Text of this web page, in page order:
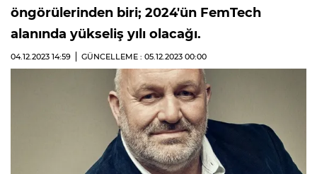
öngörülerinden biri; 2024'ün FemTech
alanında yükseliş yılı olacağı.
04.12.2023 14:59 GÜNCELLEME : 05.12.2023 00:00